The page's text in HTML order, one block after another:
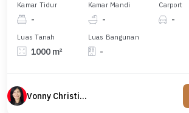
Kamar Tidur
-
Kamar Mandi
-
Carport
-
Luas Tanah
1000 m²
Luas Bangunan
-
Vonny Christina